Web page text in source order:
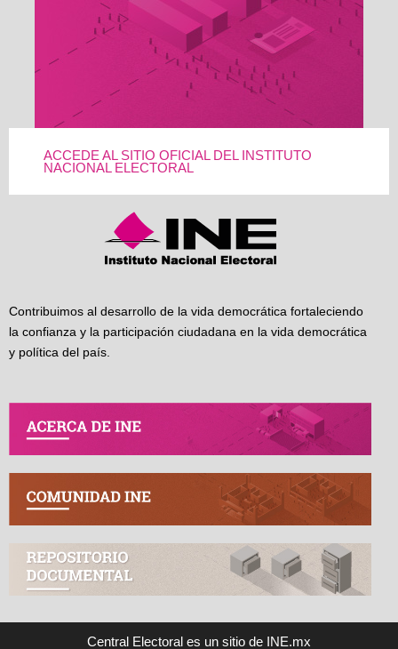
ACCEDE AL SITIO OFICIAL DEL INSTITUTO
NACIONAL ELECTORAL
Contribuimos al desarrollo de la vida democrática fortaleciendo
la confianza y la participación ciudadana en la vida democrática
y política del país.
Central Electoral es un sitio de INE.mx